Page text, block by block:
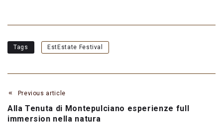
Tags EstEstate Festival
Previous article
Alla Tenuta di Montepulciano esperienze full
immersion nella natura